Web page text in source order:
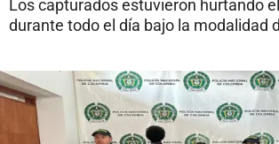
Los capturados estuvieron hurtando
durante todo el día bajo la modalidad